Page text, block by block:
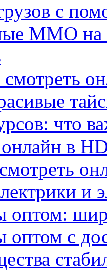
с
MMO
что
в
и
оптом:
оптом с